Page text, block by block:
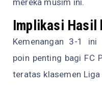
mereka musim ini.
Implikasi Hasil
Kemenangan 3-1 ini
poin penting bagi FC
teratas klasemen